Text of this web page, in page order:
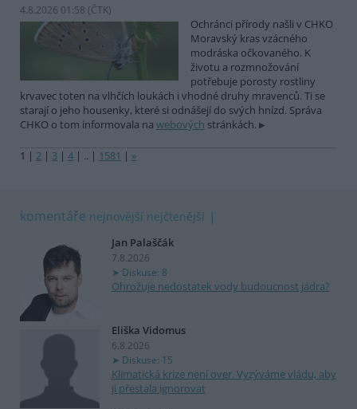
4.8.2026 01:58 (ČTK)
Ochránci přírody našli v CHKO
Moravský kras vzácného
modráska očkovaného. K
životu a rozmnožování
potřebuje porosty rostliny
krvavec toten na vlhčích loukách i vhodné druhy mravenců. Ti se
starají o jeho housenky, které si odnášejí do svých hnízd. Správa
CHKO o tom informovala na webových stránkách.
1 | 2 | 3 | 4 | .. | 1581 | »
komentáře nejnovější nejčtenější
Jan Palaščák
7.8.2026
Diskuse: 8
Ohrožuje nedostatek vody budoucnost jádra?
Eliška Vidomus
6.8.2026
Diskuse: 15
Klimatická krize není over. Vyzýváme vládu, aby
ji přestala ignorovat